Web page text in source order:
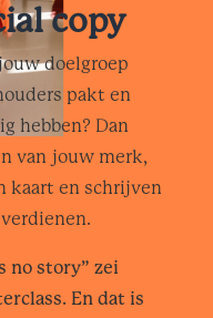
copy
doelgroep
pakt en
hebben? Dan
van jouw merk,
kaart en schrijven
no story” zei
En dat is